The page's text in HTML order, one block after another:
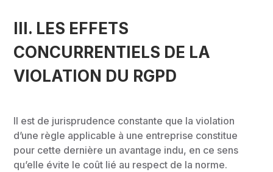
III. LES EFFETS
CONCURRENTIELS DE LA
VIOLATION DU RGPD
Il est de jurisprudence constante que la violation
d’une règle applicable à une entreprise constitue
pour cette dernière un avantage indu, en ce sens
qu’elle évite le coût lié au respect de la norme.